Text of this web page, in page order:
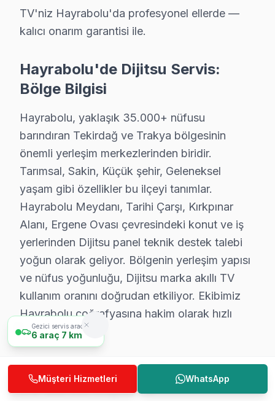
C: Hayrabolu servisimizde Dijitsu Ses gecikmesi
C: Hayrabolu'de Dijitsu 4K modeli modelinde Ses
S: Hayrabolu'de Dijitsu televizyon ünitesi Smart
Hayrabolu'de Dijitsu Hizmete Nasıl Ulaşılır?
Hayrabolu'de Dijitsu televizyon servis ihtiyacınız için
Telefon: 0850 811 14 36
• Hayrabolu'de aynı gün Dijitsu televizyon randevu
• Belirlenen saatte uzman Dijitsu teknisyeni
• Hayrabolu genelinde hızlı ve profesyonel bu TV
Hayrabolu'de Yerinde Dijitsu Televizyon Servis
Hayrabolu Meydanı, Tarihi Çarşı, Kırkpınar Alanı
Sizi bilgilendirelim. 0850 811 14 36
Hayrabolu Dijitsu Televizyon Servisi İçin
Hayrabolu bölgesinde Dijitsu televizyonunuz
Hayrabolu'deki Tecrübemiz: Hayrabolu ve yakın
Hayrabolu Servis Güvencesi: Hayrabolu'de
TV'niz Hayrabolu'da profesyonel ellerde —
kalıcı onarım garantisi ile.
Hayrabolu'de Dijitsu Servis:
Bölge Bilgisi
Hayrabolu, yaklaşık 35.000+ nüfusu
barındıran Tekirdağ ve Trakya bölgesinin
önemli yerleşim merkezlerinden biridir.
Tarımsal, Sakin, Küçük şehir, Geleneksel
yaşam gibi özellikler bu ilçeyi tanımlar.
Hayrabolu Meydanı, Tarihi Çarşı, Kırkpınar
Alanı, Ergene Ovası çevresindeki konut ve iş
yerlerinden Dijitsu panel teknik destek talebi
yoğun olarak geliyor. Bölgenin yerleşim yapısı
ve nüfus yoğunluğu, Dijitsu marka akıllı TV
kullanım oranını doğrudan etkiliyor. Ekibimiz
Hayrabolu coğrafyasına hakim olarak hızlı
erişim sağlıyor.
Hayrabolu Mahalle Bazlı Dijitsu
TV Servis Kapsamı
Gezici servis aracımız
6 araç 7 km
Müşteri Hizmetleri WhatsApp